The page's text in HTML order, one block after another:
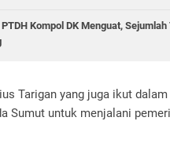
Kompol DK Menguat,
Tarigan yang juga ikut
Sumut untuk menjalani